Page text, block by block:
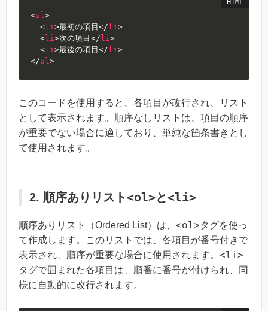
<ul >
<li>最初の項目</li>
<li>次の項目 </li >
<li>最後の項目</li>
</ul >
このコードを使用すると、各項目が改行され、リスト
として表示されます。順序なしリストは、項目の順序
が重要でない場合に適しており、単純な箇条書きとし
て使用されます。
2. 順序ありリスト<ol>と<li>
順序ありリスト（Ordered List）は、 <ol>タグを使っ
て作成します。このリストでは、各項目が番号付きで
表示され、順序が重要な場合に使用されます。 <li>
タグで囲まれた各項目は、順番に番号が付けられ、同
様に自動的に改行されます。